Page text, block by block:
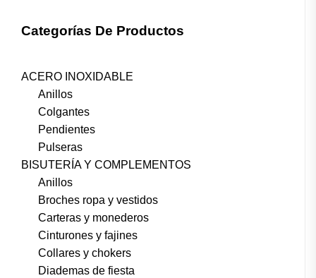
Categorías De Productos
ACERO INOXIDABLE
Anillos
Colgantes
Pendientes
Pulseras
BISUTERÍA Y COMPLEMENTOS
Anillos
Broches ropa y vestidos
Carteras y monederos
Cinturones y fajines
Collares y chokers
Diademas de fiesta